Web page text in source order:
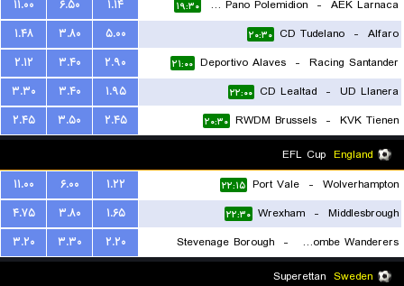
AEK Larnaca
-
Karmiotissa Pano Polemidion ۱۹:۳۰ ۱.۱۴ ۶.۵۰
۱۱.۰۰
Alfaro
-
CD Tudelano ۲۰:۳۰ ۵.۰۰ ۳.۸۰
۱.۴۸
Racing Santander
-
Deportivo Alaves ۲۱:۰۰ ۲.۹۰ ۳.۴۰
۲.۱۲
UD Llanera
-
CD Lealtad ۲۲:۰۰ ۱.۹۵ ۳.۴۰
۳.۳۰
KVK Tienen
-
RWDM Brussels ۲۰:۳۰ ۲.۴۵ ۳.۵۰
۲.۴۵
England
Wolverhampton
-
Port Vale ۲۲:۱۵ ۱.۲۲ ۶.۰۰
۱۱.۰۰
Middlesbrough
-
Wrexham ۲۲:۳۰ ۱.۶۵ ۳.۸۰
۴.۷۵
Wycombe Wanderers
-
Stevenage Borough
۲۲:۱۵
۲.۲۰ ۳.۳۰
۳.۲۰
Sweden